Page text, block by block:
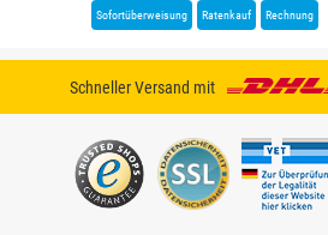
Sofortüberweisung Ratenkauf Rechnung
Schneller Versand mit